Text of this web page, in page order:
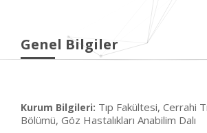
Genel Bilgiler
Kurum Bilgileri: Tıp Fakültesi, Cerrahi
Bölümü, Göz Hastalıkları Anabilim Dalı